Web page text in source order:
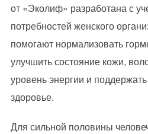
от «Эколиф» разработана с
потребностей женского
помогают нормализовать
улучшить состояние кожи,
уровень энергии и
здоровье.
Для сильной половины